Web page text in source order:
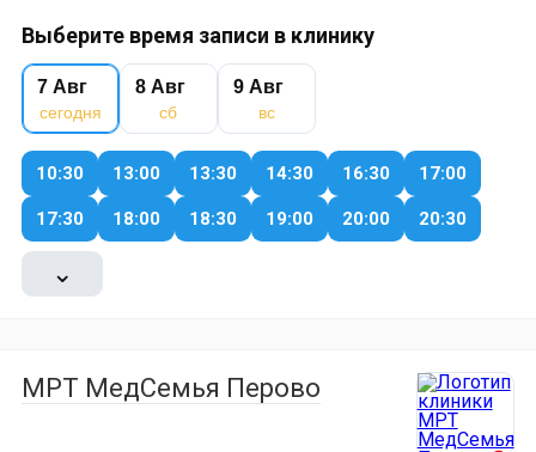
Выберите время записи в клинику
7 Авг
сегодня
8 Авг
сб
9 Авг
вс
10:30 13:00 13:30 14:30 16:30 17:00
17:30 18:00 18:30 19:00 20:00 20:30
⌄
МРТ МедСемья Перово